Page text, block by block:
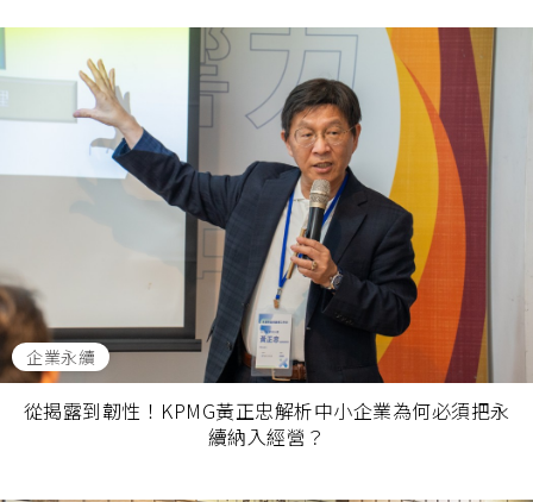
企業永續
從揭露到韌性！KPMG黃正忠解析中小企業為何必須把永
續納入經營？